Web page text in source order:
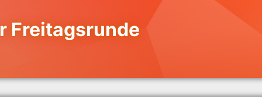
Freitagsrunde